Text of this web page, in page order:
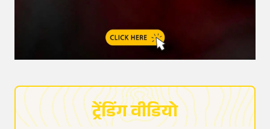
ट्रेंडिंग वीडियो